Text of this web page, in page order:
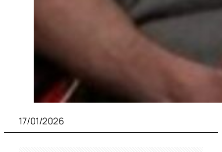
17/01/2026